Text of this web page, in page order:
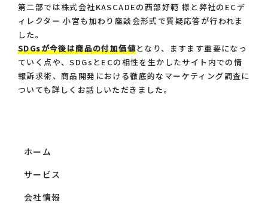
第二部では株式会社KASCADEの西部好範 様と弊社のECデ
ィレクター 小宮も加わり座談会形式で質疑応答が行われま
した。
SDGsが今後は商品の付加価値となり、ますます重要になっ
ていく点や、SDGsとECの相性を生かしたサイト内での情
報訴求術、商品開発における徹底的なマーケティング調査に
ついても詳しくお話しいただきました。
ホーム
サービス
会社情報